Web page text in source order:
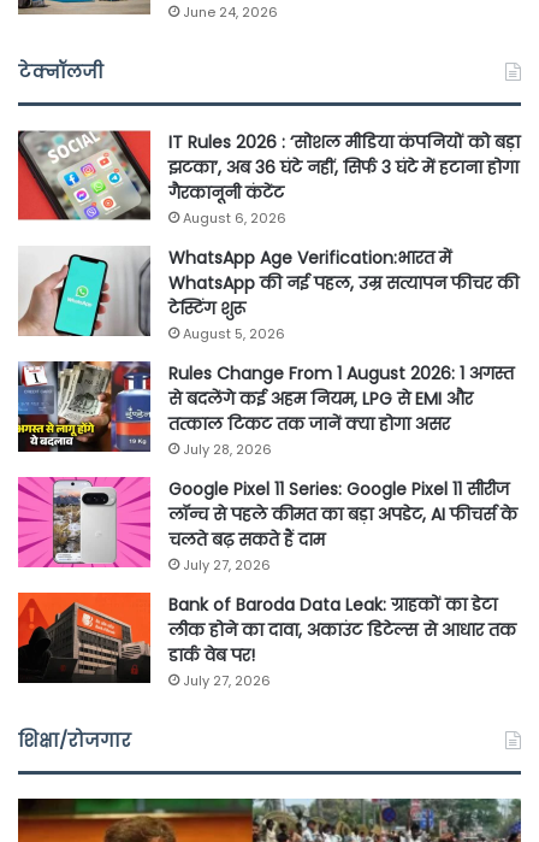
June 24, 2026
टेक्नॉलजी
IT Rules 2026 : ‘सोशल मीडिया कंपनियों को बड़ा
झटका’, अब 36 घंटे नहीं, सिर्फ 3 घंटे में हटाना होगा
गैरकानूनी कंटेंट
August 6, 2026
WhatsApp Age Verification:भारत में
WhatsApp की नई पहल, उम्र सत्यापन फीचर की
टेस्टिंग शुरू
August 5, 2026
Rules Change From 1 August 2026: 1 अगस्त
से बदलेंगे कई अहम नियम, LPG से EMI और
तत्काल टिकट तक जानें क्या होगा असर
July 28, 2026
Google Pixel 11 Series: Google Pixel 11 सीरीज
लॉन्च से पहले कीमत का बड़ा अपडेट, AI फीचर्स के
चलते बढ़ सकते हैं दाम
July 27, 2026
Bank of Baroda Data Leak: ग्राहकों का डेटा
लीक होने का दावा, अकाउंट डिटेल्स से आधार तक
डार्क वेब पर!
July 27, 2026
शिक्षा/रोजगार